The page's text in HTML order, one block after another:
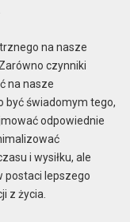
na nasze
czynniki
na nasze
być świadomym tego,
odpowiednie
i wysiłku, ale
postaci lepszego
z życia.